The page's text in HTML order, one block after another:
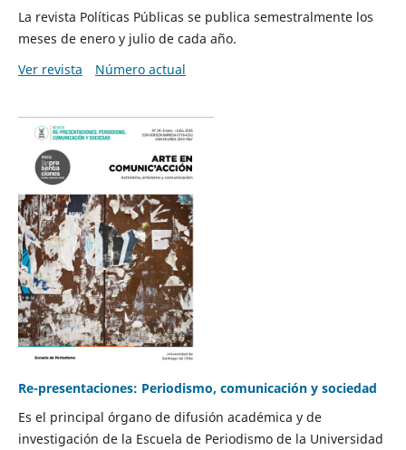
La revista Políticas Públicas se publica semestralmente los
meses de enero y julio de cada año.
Ver revista
Número actual
Re-presentaciones: Periodismo, comunicación y sociedad
Es el principal órgano de difusión académica y de
investigación de la Escuela de Periodismo de la Universidad